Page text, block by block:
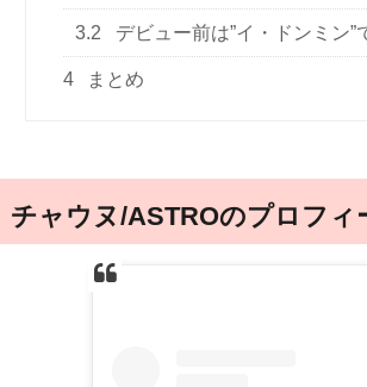
3.2 デビュー前は”イ・ドンミン
4 まとめ
チャウヌ/ASTROのプロフィ